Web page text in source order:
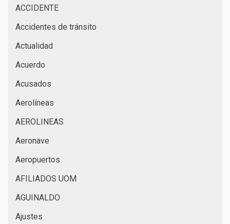
ACCIDENTE
Accidentes de tránsito
Actualidad
Acuerdo
Acusados
Aerolíneas
AEROLINEAS
Aeronave
Aeropuertos
AFILIADOS UOM
AGUINALDO
Ajustes